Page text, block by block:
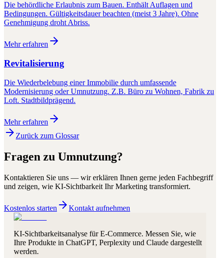
Die behördliche Erlaubnis zum Bauen. Enthält Auflagen und
Bedingungen. Gültigkeitsdauer beachten (meist 3 Jahre). Ohne
Genehmigung droht Abriss.
Mehr erfahren
Revitalisierung
Die Wiederbelebung einer Immobilie durch umfassende
Modernisierung oder Umnutzung. Z.B. Büro zu Wohnen, Fabrik zu
Loft. Stadtbildprägend.
Mehr erfahren
Zurück zum Glossar
Fragen zu Umnutzung?
Kontaktieren Sie uns — wir erklären Ihnen gerne jeden Fachbegriff
und zeigen, wie KI-Sichtbarkeit Ihr Marketing transformiert.
Kostenlos starten Kontakt aufnehmen
KI-Sichtbarkeitsanalyse für E-Commerce. Messen Sie, wie
Ihre Produkte in ChatGPT, Perplexity und Claude dargestellt
werden.